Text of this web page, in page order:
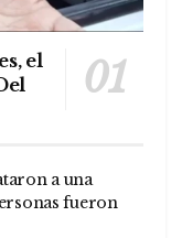
el
a una
fueron